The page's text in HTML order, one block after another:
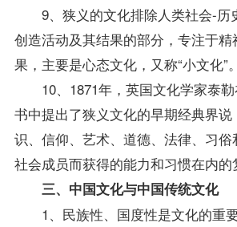
9、狭义的文化排除人类社会-历
创造活动及其结果的部分，专注于
果，主要是心态文化，又称“小文化”。
10、1871年，英国文化学家泰勒
书中提出了狭义文化的早期经典界
识、信仰、艺术、道德、法律、习
社会成员而获得的能力和习惯在内的
三、中国文化与中国传统文化
1、民族性、国度性是文化的重要